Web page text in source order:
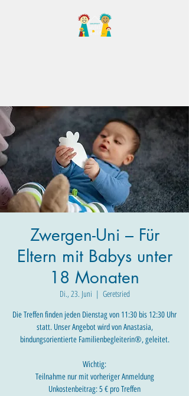
Zwergen-Uni – Für
Eltern mit Babys unter
18 Monaten
Di., 23. Juni
  |
Geretsried
Die Treffen finden jeden Dienstag von 11:30 bis 12:30 Uhr
statt. Unser Angebot wird von Anastasia,
bindungsorientierte Familienbegleiterin®, geleitet.
Wichtig:
Teilnahme nur mit vorheriger Anmeldung
Unkostenbeitrag: 5 € pro Treffen